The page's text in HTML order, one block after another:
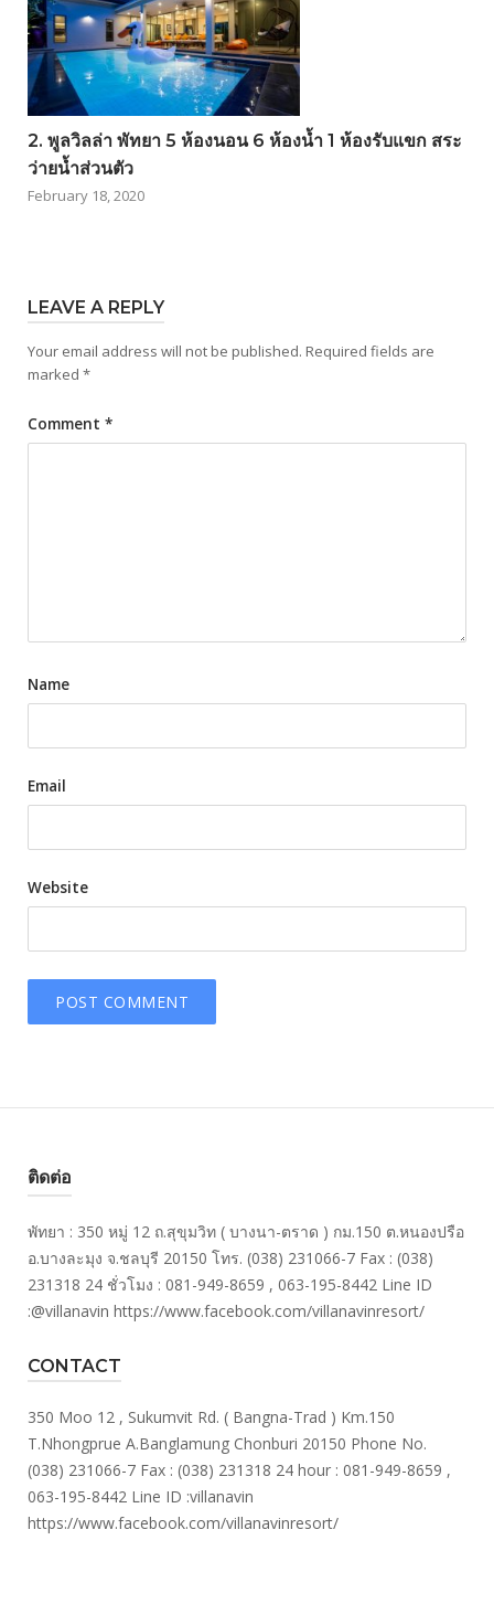
2. พูลวิลล่า พัทยา 5 ห้องนอน 6 ห้องน้ำ 1 ห้องรับแขก สระ
ว่ายน้ำส่วนตัว
February 18, 2020
LEAVE A REPLY
Your email address will not be published. Required fields are
marked *
Comment *
Name
Email
Website
ติดต่อ
พัทยา : 350 หมู่ 12 ถ.สุขุมวิท ( บางนา-ตราด ) กม.150 ต.หนองปรือ
อ.บางละมุง จ.ชลบุรี 20150 โทร. (038) 231066-7 Fax : (038)
231318 24 ชั่วโมง : 081-949-8659 , 063-195-8442 Line ID
:@villanavin https://www.facebook.com/villanavinresort/
CONTACT
350 Moo 12 , Sukumvit Rd. ( Bangna-Trad ) Km.150
T.Nhongprue A.Banglamung Chonburi 20150 Phone No.
(038) 231066-7 Fax : (038) 231318 24 hour : 081-949-8659 ,
063-195-8442 Line ID :villanavin
https://www.facebook.com/villanavinresort/